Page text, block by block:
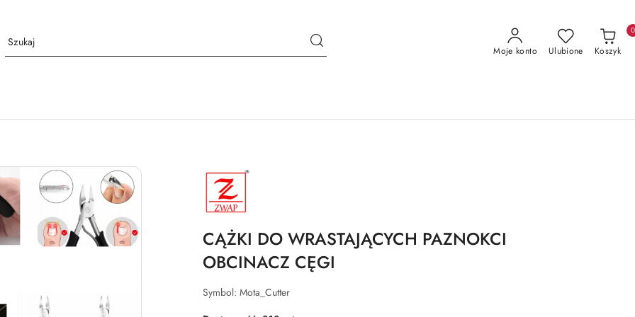
Moje konto Ulubione Koszyk
0
NAZWA
PRODUCENTA:
ZWAP
CĄŻKI DO WRASTAJĄCYCH PAZNOKCI
OBCINACZ CĘGI
Symbol: Mota_Cutter